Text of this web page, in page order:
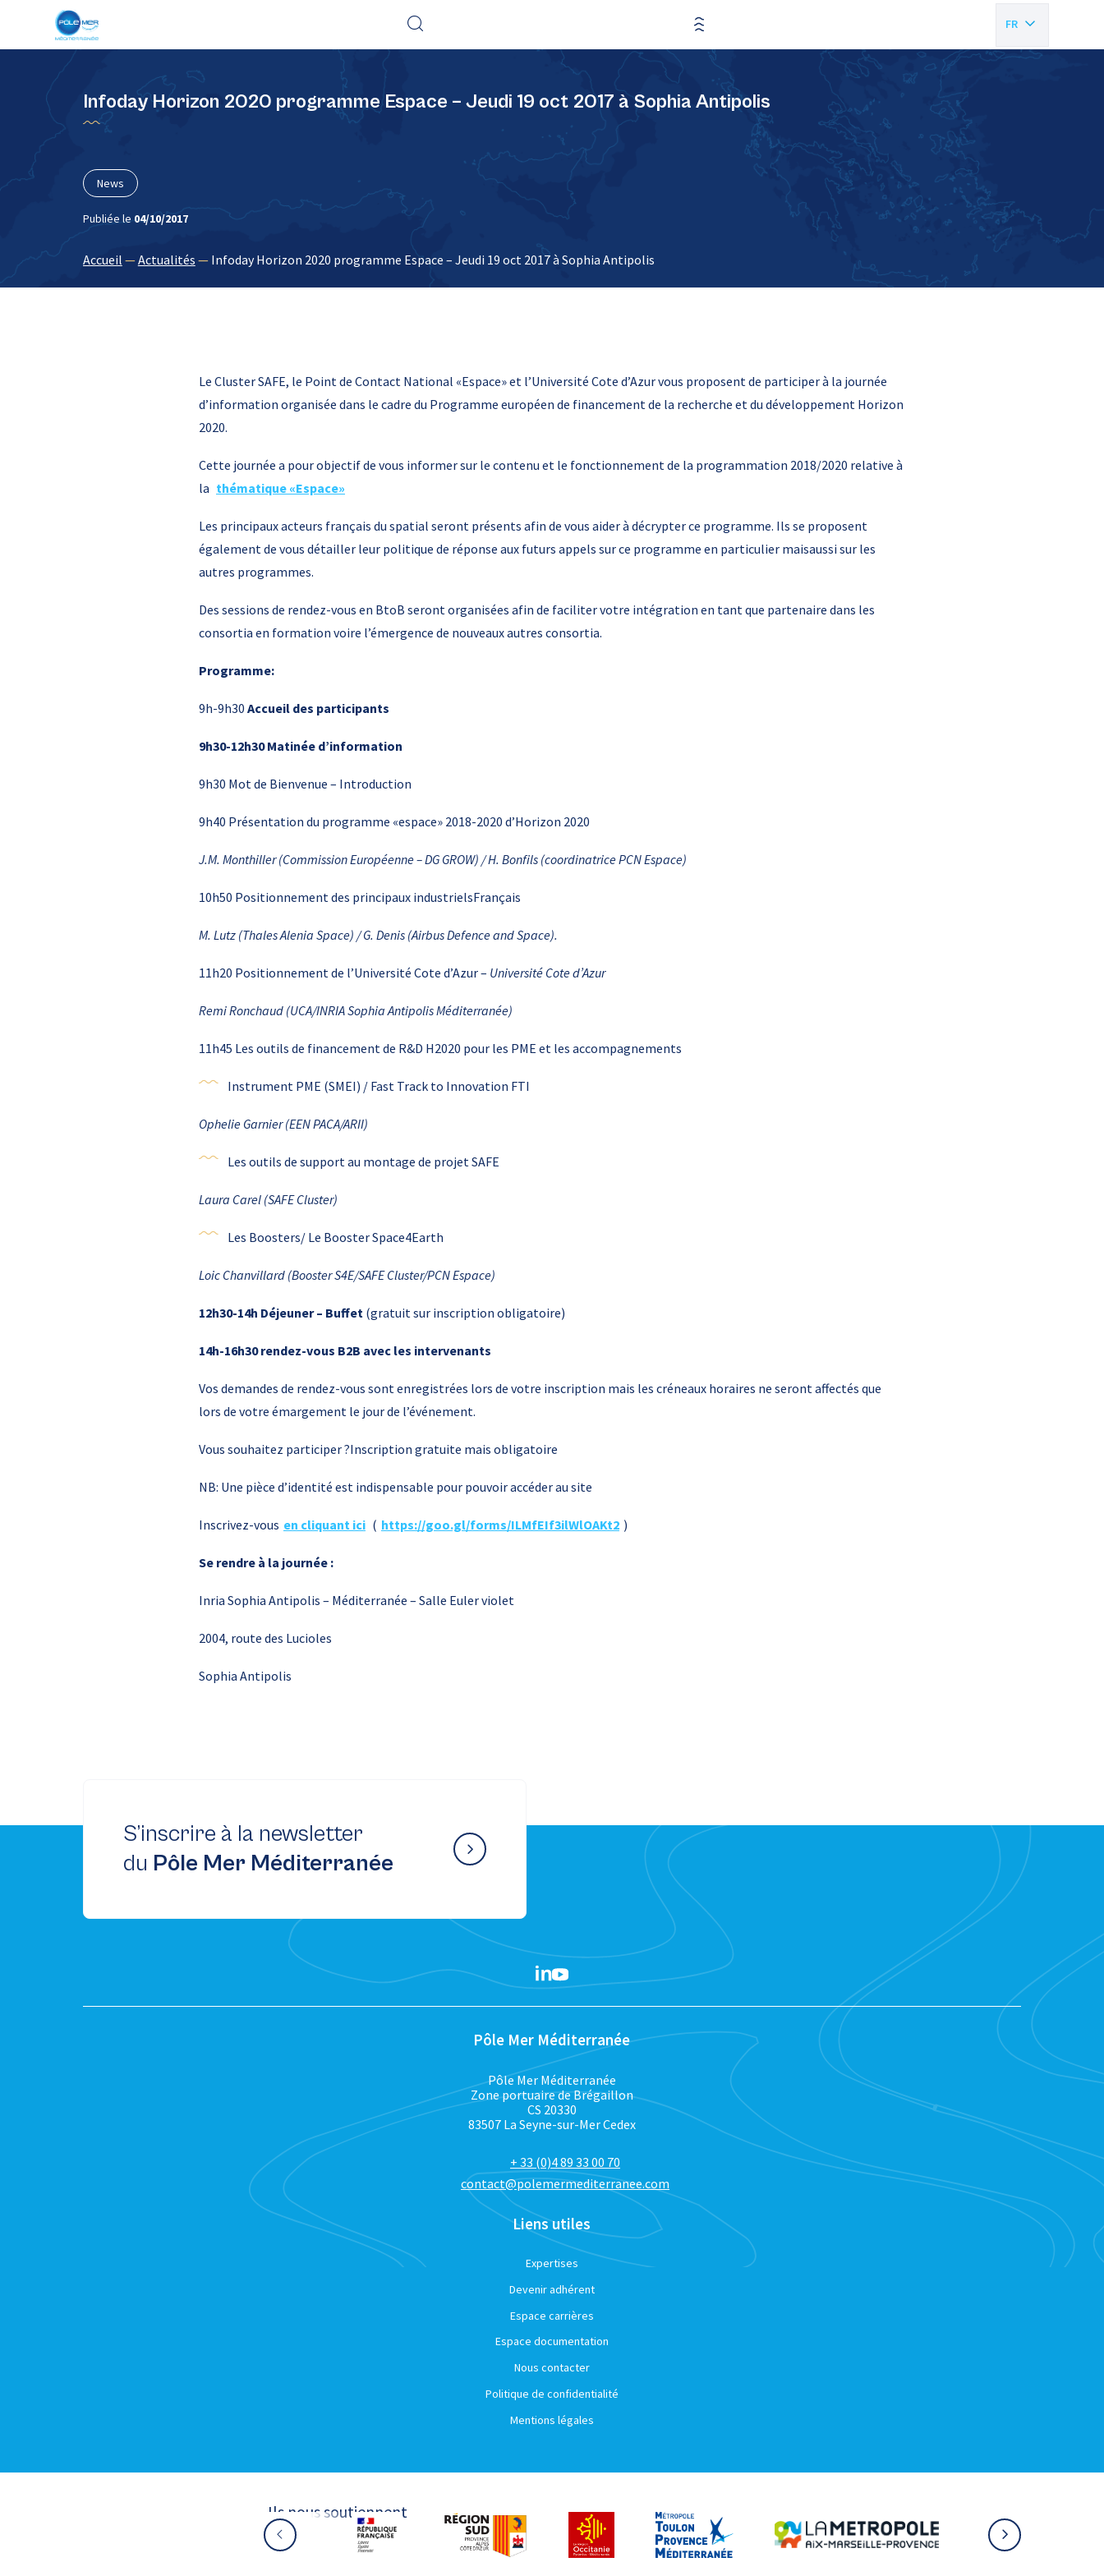
FR
Infoday Horizon 2020 programme Espace – Jeudi 19 oct 2017 à Sophia Antipolis
News
Publiée le 04/10/2017
Accueil —Actualités — Infoday Horizon 2020 programme Espace – Jeudi 19 oct 2017 à Sophia Antipolis
Le Cluster SAFE, le Point de Contact National «Espace» et l’Université Cote d’Azur vous proposent de participer à la journée
d’information organisée dans le cadre du Programme européen de financement de la recherche et du développement Horizon
2020.
Cette journée a pour objectif de vous informer sur le contenu et le fonctionnement de la programmation 2018/2020 relative à
la thématique «Espace»
Les principaux acteurs français du spatial seront présents afin de vous aider à décrypter ce programme. Ils se proposent
également de vous détailler leur politique de réponse aux futurs appels sur ce programme en particulier maisaussi sur les
autres programmes.
Des sessions de rendez-vous en BtoB seront organisées afin de faciliter votre intégration en tant que partenaire dans les
consortia en formation voire l’émergence de nouveaux autres consortia.
Programme:
9h-9h30 Accueil des participants
9h30-12h30Matinée d’information
9h30 Mot de Bienvenue – Introduction
9h40 Présentation du programme «espace» 2018-2020 d’Horizon 2020
J.M. Monthiller (Commission Européenne – DG GROW) / H. Bonfils (coordinatrice PCN Espace)
10h50 Positionnement des principaux industrielsFrançais
M. Lutz (Thales Alenia Space) / G. Denis (Airbus Defence and Space).
11h20 Positionnement de l’Université Cote d’Azur – Université Cote d’Azur
Remi Ronchaud (UCA/INRIA Sophia Antipolis Méditerranée)
11h45 Les outils de financement de R&D H2020 pour les PME et les accompagnements
Instrument PME (SMEI) / Fast Track to Innovation FTI
Ophelie Garnier (EEN PACA/ARII)
Les outils de support au montage de projet SAFE
Laura Carel (SAFE Cluster)
Les Boosters/ Le Booster Space4Earth
Loic Chanvillard (Booster S4E/SAFE Cluster/PCN Espace)
12h30-14h Déjeuner – Buffet (gratuit sur inscription obligatoire)
14h-16h30 rendez-vous B2B avec les intervenants
Vos demandes de rendez-vous sont enregistrées lors de votre inscription mais les créneaux horaires ne seront affectés que
lors de votre émargement le jour de l’événement.
Vous souhaitez participer ?Inscription gratuite mais obligatoire
NB: Une pièce d’identité est indispensable pour pouvoir accéder au site
Inscrivez-vous en cliquant ici ( https://goo.gl/forms/ILMfEIf3ilWlOAKt2 )
Se rendre à la journée :
Inria Sophia Antipolis – Méditerranée – Salle Euler violet
2004, route des Lucioles
Sophia Antipolis
S’inscrire à la newsletter
du Pôle Mer Méditerranée
Pôle Mer Méditerranée
Pôle Mer Méditerranée
Zone portuaire de Brégaillon
CS 20330
83507 La Seyne-sur-Mer Cedex
+ 33 (0)4 89 33 00 70
contact@polemermediterranee.com
Liens utiles
Expertises
Devenir adhérent
Espace carrières
Espace documentation
Nous contacter
Politique de confidentialité
Mentions légales
Ils nous soutiennent
Panneau de gestion des cookies